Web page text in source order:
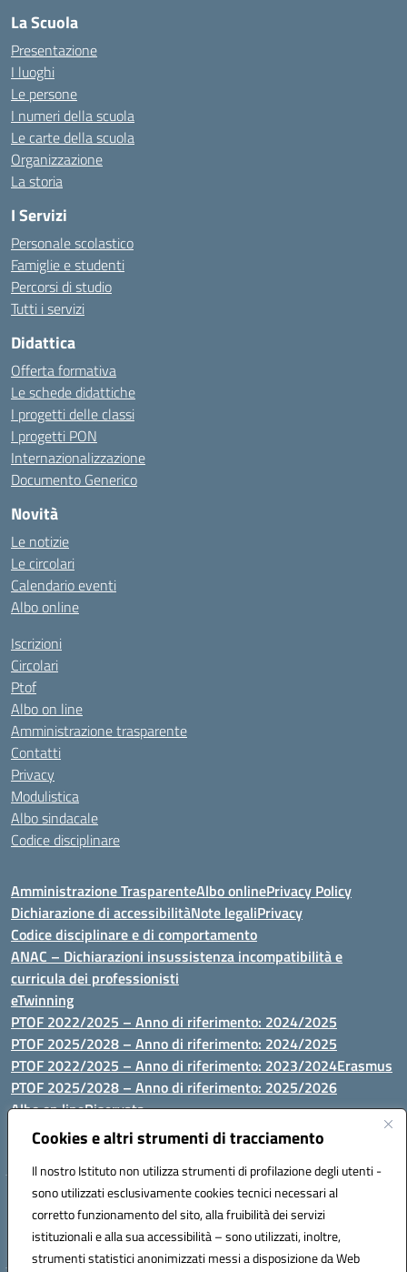
Cookies e altri strumenti di tracciamento
Il nostro Istituto non utilizza strumenti di profilazione degli utenti -
sono utilizzati esclusivamente cookies tecnici necessari al
corretto funzionamento del sito, alla fruibilità dei servizi
istituzionali e alla sua accessibilità – sono utilizzati, inoltre,
strumenti statistici anonimizzati messi a disposizione da Web
La Scuola
Presentazione
I luoghi
Le persone
I numeri della scuola
Le carte della scuola
Organizzazione
La storia
I Servizi
Personale scolastico
Famiglie e studenti
Percorsi di studio
Tutti i servizi
Didattica
Offerta formativa
Le schede didattiche
I progetti delle classi
I progetti PON
Internazionalizzazione
Documento Generico
Novità
Le notizie
Le circolari
Calendario eventi
Albo online
Iscrizioni
Circolari
Ptof
Albo on line
Amministrazione trasparente
Contatti
Privacy
Modulistica
Albo sindacale
Codice disciplinare
Amministrazione TrasparenteAlbo onlinePrivacy Policy
Dichiarazione di accessibilitàNote legaliPrivacy
Codice disciplinare e di comportamento
ANAC – Dichiarazioni insussistenza incompatibilità e
curricula dei professionisti
eTwinning
PTOF 2022/2025 – Anno di riferimento: 2024/2025
PTOF 2025/2028 – Anno di riferimento: 2024/2025
PTOF 2022/2025 – Anno di riferimento: 2023/2024Erasmus
PTOF 2025/2028 – Anno di riferimento: 2025/2026
Albo on lineRiservata
P.N. Dotazione di attrezzature per le palestre
Via Luna e Sole, 44 07100, Sassari - Tel 079293287 - Fax 0793764116
- Mail: ssvc010009@istruzione.it - PEC: ssvc010009@pec.istruzione.it
- C.F. / P.IVA Convitto 80000150906 - C.F. Scuole 92073300904